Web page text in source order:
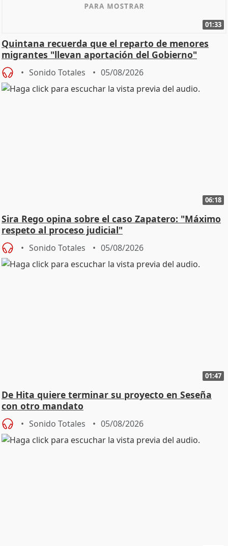
01:33
Quintana recuerda que el reparto de menores
migrantes "llevan aportación del Gobierno"
central
Sonido Totales 05/08/2026
06:18
Sira Rego opina sobre el caso Zapatero: "Máximo
respeto al proceso judicial"
Sonido Totales 05/08/2026
01:47
De Hita quiere terminar su proyecto en Seseña
con otro mandato
Sonido Totales 05/08/2026